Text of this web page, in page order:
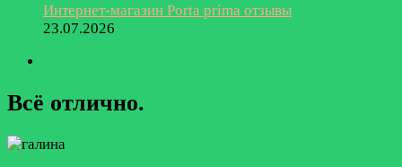
Интернет-магазин Porta prima отзывы
23.07.2026
Всё отличнo.